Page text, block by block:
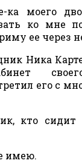
ка моего
ко мне
ее через
Ника
его с
кто сидит
имею.